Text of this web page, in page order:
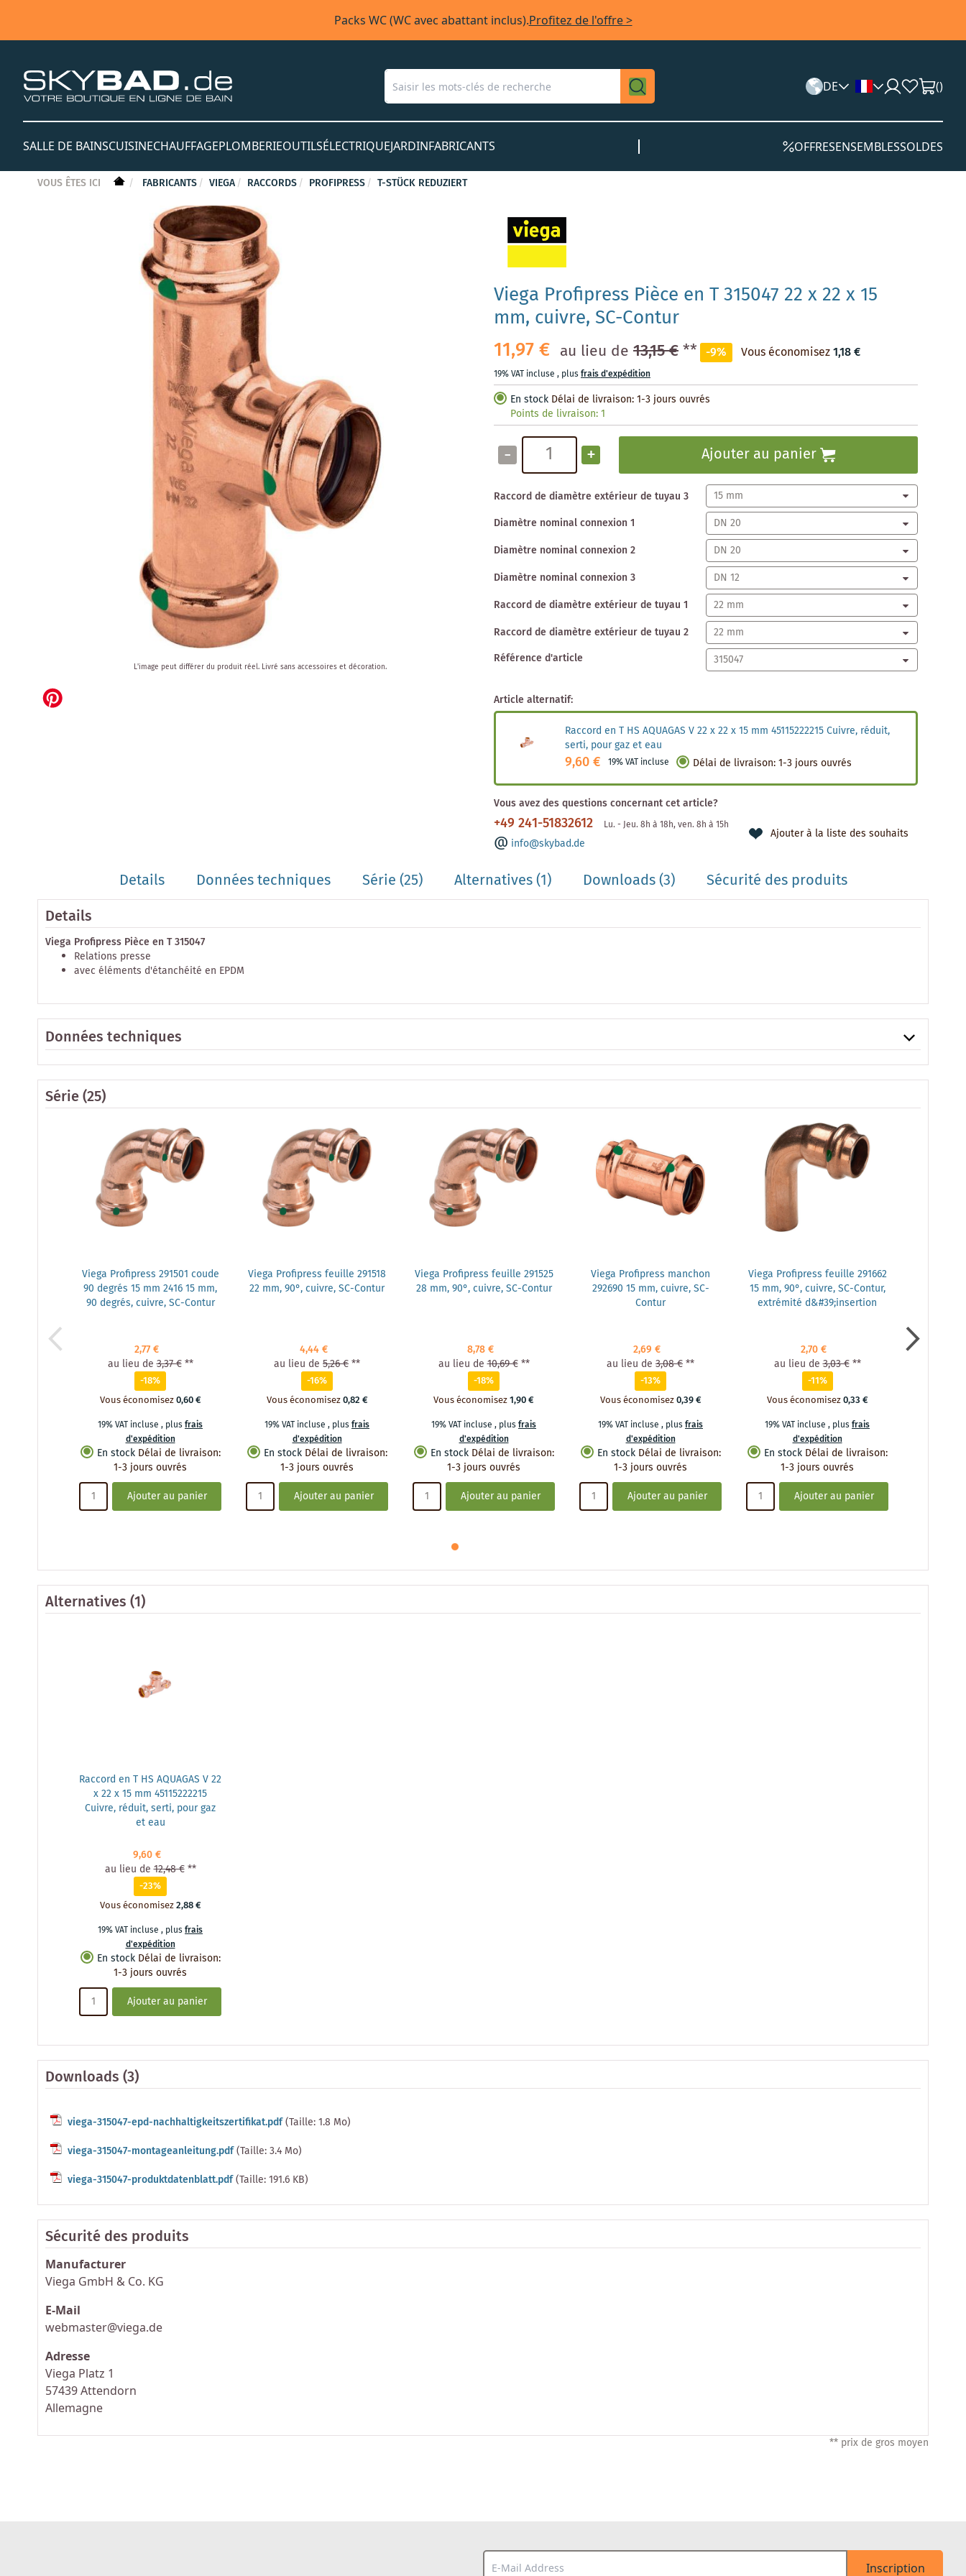
Packs WC (WC avec abattant inclus).Profitez de l'offre >
DE ()
SALLE DE BAINSCUISINECHAUFFAGEPLOMBERIEOUTILSÉLECTRIQUEJARDINFABRICANTS OFFRESENSEMBLESSOLDES
VOUS ÊTES ICI FABRICANTS VIEGA RACCORDS PROFIPRESS T-STÜCK REDUZIERT
Viega Profipress Pièce en T 315047 22 x 22 x 15
mm, cuivre, SC-Contur
11,97 € au lieu de 13,15 €** -9% Vous économisez1,18 €
19% VAT incluse , plusfrais d'expédition
En stock Délai de livraison: 1-3 jours ouvrés
Points de livraison:1
- + Ajouter au panier
Raccord de diamètre extérieur de tuyau 3
Diamètre nominal connexion 1
Diamètre nominal connexion 2
Diamètre nominal connexion 3
Raccord de diamètre extérieur de tuyau 1
Raccord de diamètre extérieur de tuyau 2
Référence d'article
Article alternatif:
Raccord en T HS AQUAGAS V 22 x 22 x 15 mm 45115222215 Cuivre, réduit,
serti, pour gaz et eau
9,60 € 19% VAT incluse Délai de livraison:1-3 jours ouvrés
Vous avez des questions concernant cet article?
+49 241-51832612 Lu. - Jeu. 8h à 18h, ven. 8h à 15h
info@skybad.de
Ajouter à la liste des souhaits
the
beginning
L'image peut différer du produit réel. Livré sans accessoires et décoration.
Details Données techniques Série(25) Alternatives(1) Downloads (3)
Sécurité des produits
Details
Viega Profipress Pièce en T 315047
Relations presse
avec éléments d'étanchéité en EPDM
Données techniques
Série(25)
Viega Profipress 291501 coude
90 degrés 15 mm 2416 15 mm,
90 degrés, cuivre, SC-Contur
2,77 €
au lieu de 3,37 € **
-18%
Vous économisez0,60 €
19% VAT incluse , plusfrais
d'expédition
En stock Délai de livraison:
1-3 jours ouvrés
Ajouter au panier
Viega Profipress feuille 291518
22 mm, 90°, cuivre, SC-Contur
4,44 €
au lieu de 5,26 €**
-16%
Vous économisez0,82 €
19% VAT incluse , plusfrais
d'expédition
En stock Délai de livraison:
1-3 jours ouvrés
Ajouter au panier
Viega Profipress feuille 291525
28 mm, 90°, cuivre, SC-Contur
8,78 €
au lieu de 10,69 € **
-18%
Vous économisez1,90 €
19% VAT incluse , plusfrais
d'expédition
En stock Délai de livraison:
1-3 jours ouvrés
Ajouter au panier
Viega Profipress manchon
292690 15 mm, cuivre, SC-
Contur
2,69 €
au lieu de 3,08 €**
-13%
Vous économisez0,39 €
19% VAT incluse , plusfrais
d'expédition
En stock Délai de livraison:
1-3 jours ouvrés
Ajouter au panier
Viega Profipress feuille 291662
15 mm, 90°, cuivre, SC-Contur,
extrémité d&#39;insertion
2,70 €
au lieu de 3,03 € **
-11%
Vous économisez0,33 €
19% VAT incluse , plusfrais
d'expédition
En stock Délai de livraison:
1-3 jours ouvrés
Ajouter au panier
Alternatives(1)
Raccord en T HS AQUAGAS V 22
x 22 x 15 mm 45115222215
Cuivre, réduit, serti, pour gaz
et eau
9,60 €
au lieu de 12,48 € **
-23%
Vous économisez2,88 €
19% VAT incluse , plusfrais
d'expédition
En stock Délai de livraison:
1-3 jours ouvrés
Ajouter au panier
Downloads (3)
viega-315047-epd-nachhaltigkeitszertifikat.pdf(Taille: 1.8 Mo)
viega-315047-montageanleitung.pdf(Taille: 3.4 Mo)
viega-315047-produktdatenblatt.pdf(Taille: 191.6 KB)
Sécurité des produits
Manufacturer
Viega GmbH & Co. KG
E-Mail
webmaster@viega.de
Adresse
Viega Platz 1
57439 Attendorn
Allemagne
** prix de gros moyen
Inscription